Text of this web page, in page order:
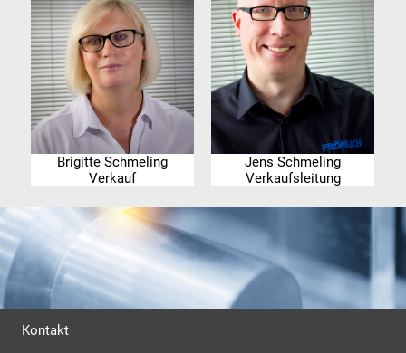
Brigitte Schmeling
Verkauf
Jens Schmeling
Verkaufsleitung
Kontakt